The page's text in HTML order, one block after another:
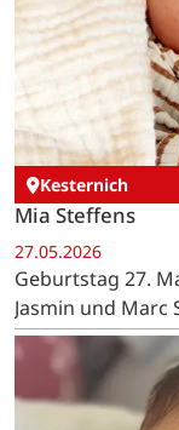
Kesternich
Mia Steffens
27.05.2026
Geburtstag 27.
Jasmin und